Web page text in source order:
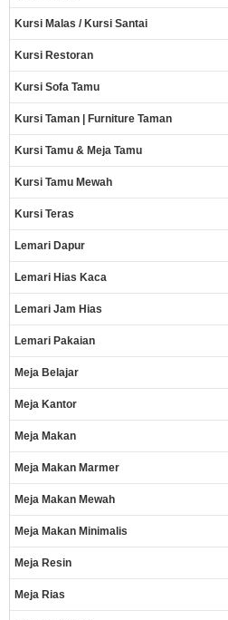
Kursi Malas / Kursi Santai
Kursi Restoran
Kursi Sofa Tamu
Kursi Taman | Furniture Taman
Kursi Tamu & Meja Tamu
Kursi Tamu Mewah
Kursi Teras
Lemari Dapur
Lemari Hias Kaca
Lemari Jam Hias
Lemari Pakaian
Meja Belajar
Meja Kantor
Meja Makan
Meja Makan Marmer
Meja Makan Mewah
Meja Makan Minimalis
Meja Resin
Meja Rias